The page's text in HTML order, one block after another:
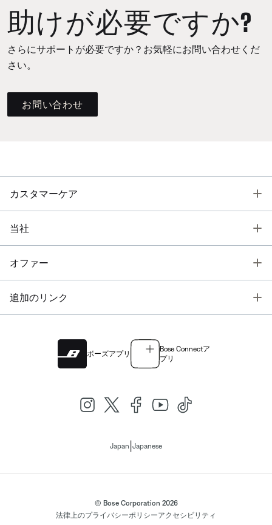
助けが必要ですか?
さらにサポートが必要ですか？お気軽にお問い合わせくだ
さい。
お問い合わせ
カスタマーケア
当社
オファー
追加のリンク
ボーズアプリ
Bose Connectア
プリ
Japan Japanese
© Bose Corporation 2026
法律上のプライバシーポリシーアクセシビリティ